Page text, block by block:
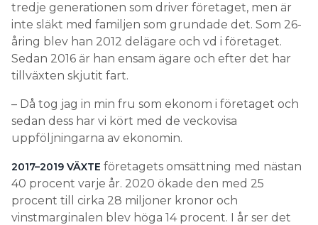
tredje generationen som driver företaget, men är
inte släkt med familjen som grundade det. Som 26-
åring blev han 2012 delägare och vd i företaget.
Sedan 2016 är han ensam ägare och efter det har
tillväxten skjutit fart.
– Då tog jag in min fru som ekonom i företaget och
sedan dess har vi kört med de veckovisa
uppföljningarna av ekonomin.
2017–2019 VÄXTE företagets omsättning med nästan
40 procent varje år. 2020 ökade den med 25
procent till cirka 28 miljoner kronor och
vinstmarginalen blev höga 14 procent. I år ser det